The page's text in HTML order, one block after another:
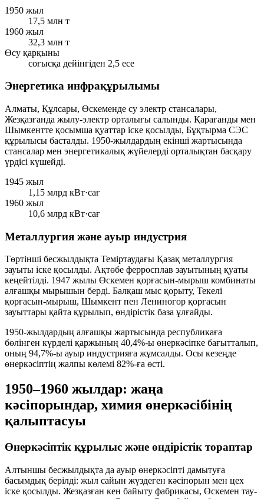
1950 жыл
17,5 млн т
1960 жыл
32,3 млн т
Өсу қарқыны
соғысқа дейінгіден 2,5 есе
Энергетика инфрақұрылымы
Алматы, Құлсары, Өскеменде су электр стансалары,
Жезқазғанда жылу-электр орталығы салынды. Қарағанды мен
Шымкентте қосымша қуаттар іске қосылды, Бұқтырма СЭС
құрылысы басталды. 1950-жылдардың екінші жартысында
стансалар мен энергетикалық жүйелерді орталықтан басқару
үрдісі күшейді.
1945 жыл
1,15 млрд кВт·сағ
1960 жыл
10,6 млрд кВт·сағ
Металлургия және ауыр индустрия
Төртінші бесжылдықта Теміртаудағы Қазақ металлургия
зауыты іске қосылды. Ақтөбе ферросплав зауытының қуаты
кеңейтілді. 1947 жылы Өскемен қорғасын-мырыш комбинаты
алғашқы мырышын берді. Балқаш мыс қорыту, Текелі
қорғасын-мырыш, Шымкент пен Лениногор қорғасын
зауыттары қайта құрылып, өндірістік база ұлғайды.
1950-жылдардың алғашқы жартысында республикаға
бөлінген күрделі қаржының 40,4%-ы өнеркәсіпке бағытталып,
оның 94,7%-ы ауыр индустрияға жұмсалды. Осы кезеңде
өнеркәсіптің жалпы көлемі 82%-ға өсті.
1950–1960 жылдар: жаңа
кәсіпорындар, химия өнеркәсібінің
қалыптасуы
Өнеркәсіптік құрылыс және өндірістік тораптар
Алтыншы бесжылдықта да ауыр өнеркәсіпті дамытуға
басымдық берілді: жыл сайын жүздеген кәсіпорын мен цех
іске қосылды. Жезқазған кен байыту фабрикасы, Өскемен тау-